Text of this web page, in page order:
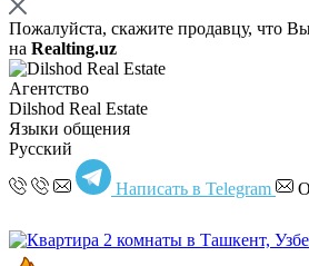
Пожалуйста, скажите продавцу, что
на Realting.uz
Агентство
Dilshod Real Estate
Языки общения
Русский
Написать в Telegram